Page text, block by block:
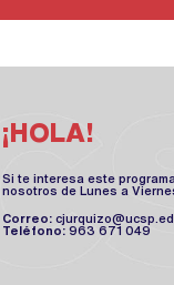
¡HOLA!
Si te interesa este
nosotros de Lunes a
Correo:
Teléfono:963 671 049